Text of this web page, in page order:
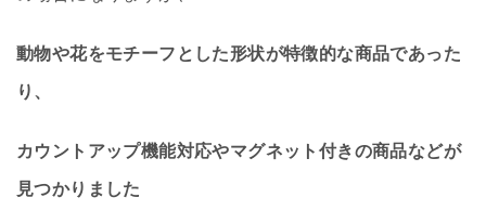
動物や花をモチーフとした形状が特徴的な商品であった
り、
カウントアップ機能対応やマグネット付きの商品などが
見つかりました